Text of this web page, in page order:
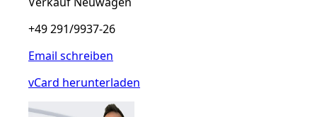
+49 291/9937-26
Email schreiben
vCard herunterladen